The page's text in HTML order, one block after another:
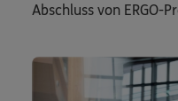
Abschluss von ERGO-